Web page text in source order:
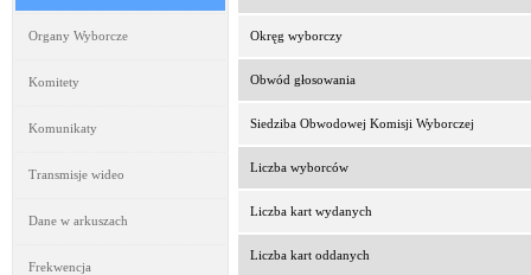
Organy Wyborcze
Komitety
Komunikaty
Transmisje wideo
Dane w arkuszach
Frekwencja
Okręg wyborczy
Obwód głosowania
Siedziba Obwodowej Komisji Wyborczej
Liczba wyborców
Liczba kart wydanych
Liczba kart oddanych